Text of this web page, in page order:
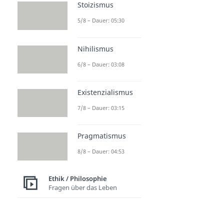
Stoizismus
5/8 – Dauer: 05:30
Nihilismus
6/8 – Dauer: 03:08
Existenzialismus
7/8 – Dauer: 03:15
Pragmatismus
8/8 – Dauer: 04:53
Ethik / Philosophie
Fragen über das Leben